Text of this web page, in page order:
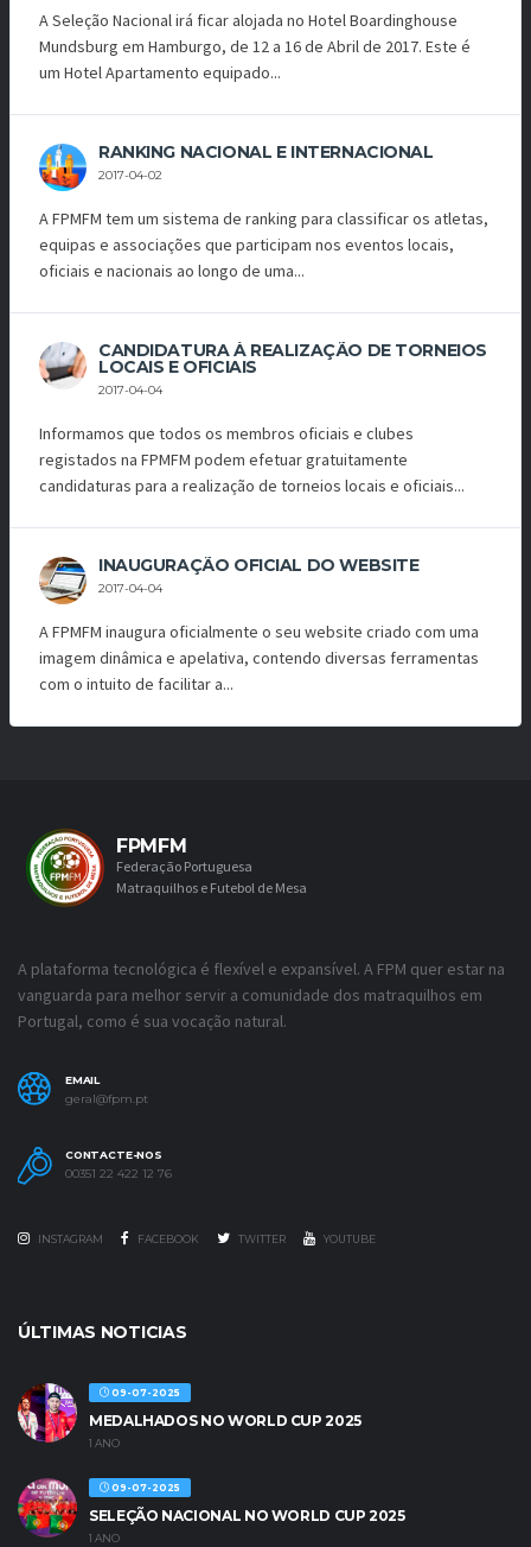
A Seleção Nacional irá ficar alojada no Hotel Boardinghouse
Mundsburg em Hamburgo, de 12 a 16 de Abril de 2017. Este é
um Hotel Apartamento equipado...
RANKING NACIONAL E INTERNACIONAL
2017-04-02
A FPMFM tem um sistema de ranking para classificar os atletas,
equipas e associações que participam nos eventos locais,
oficiais e nacionais ao longo de uma...
CANDIDATURA À REALIZAÇÃO DE TORNEIOS
LOCAIS E OFICIAIS
2017-04-04
Informamos que todos os membros oficiais e clubes
registados na FPMFM podem efetuar gratuitamente
candidaturas para a realização de torneios locais e oficiais...
INAUGURAÇÃO OFICIAL DO WEBSITE
2017-04-04
A FPMFM inaugura oficialmente o seu website criado com uma
imagem dinâmica e apelativa, contendo diversas ferramentas
com o intuito de facilitar a...
FPMFM
Federação Portuguesa
Matraquilhos e Futebol de Mesa
A plataforma tecnológica é flexível e expansível. A FPM quer estar na
vanguarda para melhor servir a comunidade dos matraquilhos em
Portugal, como é sua vocação natural.
EMAIL
geral@fpm.pt
CONTACTE-NOS
00351 22 422 12 76
INSTAGRAM FACEBOOK TWITTER YOUTUBE
ÚLTIMAS NOTICIAS
09-07-2025
MEDALHADOS NO WORLD CUP 2025
1 ANO
09-07-2025
SELEÇÃO NACIONAL NO WORLD CUP 2025
1 ANO